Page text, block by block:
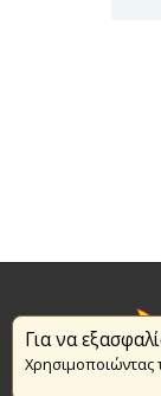
Για να
Χρησιμοποιώντας